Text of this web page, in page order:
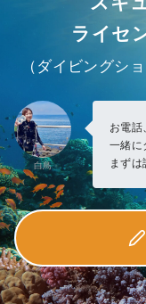
ライセ
（ダイビングシ
白鳥
お電話
一緒に
まずは